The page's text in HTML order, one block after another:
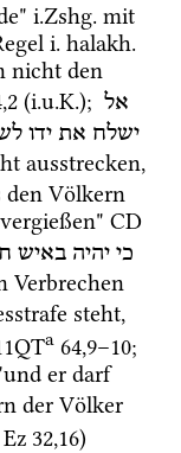
i.Zshg. mit
i. halakh.
nicht den
,2 (i.u.K.); אל
ישלח את ידו
ausstrecken,
den Völkern
CD
כי יהיה באיש
Verbrechen
steht,
a 64,9–10
er darf
der Völker
Ez 32,16)